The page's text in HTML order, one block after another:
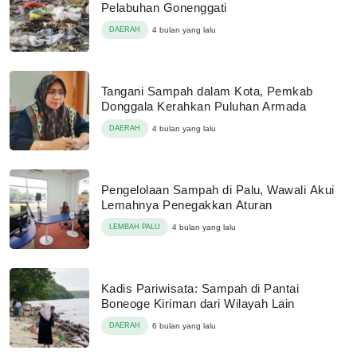
Pelabuhan Gonenggati
DAERAH 4 bulan yang lalu
Tangani Sampah dalam Kota, Pemkab
Donggala Kerahkan Puluhan Armada
DAERAH 4 bulan yang lalu
Pengelolaan Sampah di Palu, Wawali Akui
Lemahnya Penegakkan Aturan
LEMBAH PALU 4 bulan yang lalu
Kadis Pariwisata: Sampah di Pantai
Boneoge Kiriman dari Wilayah Lain
DAERAH 6 bulan yang lalu